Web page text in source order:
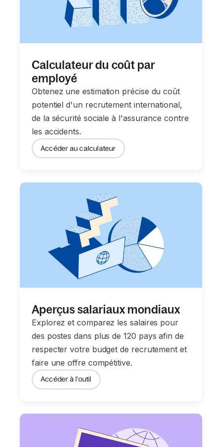
Calculateur du coût par
employé
Obtenez une estimation précise du coût
potentiel d'un recrutement international,
de la sécurité sociale à l'assurance contre
les accidents.
Accéder au calculateur
Aperçus salariaux mondiaux
Explorez et comparez les salaires pour
des postes dans plus de 120 pays afin de
respecter votre budget de recrutement et
faire une offre compétitive.
Accéder à l'outil